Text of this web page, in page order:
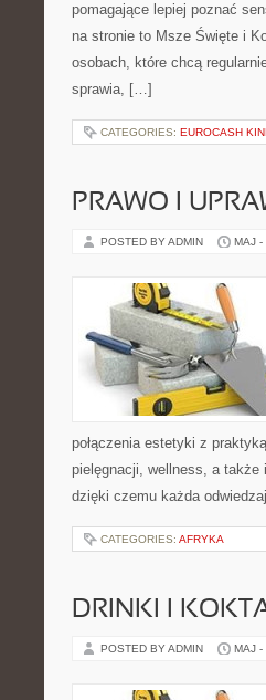
pomagające lepiej poznać
na stronie to Msze Święte i
osobach, które chcą
sprawia, […]
CATEGORIES: EUROCASH
PRAWO I
POSTED BY ADMIN MAJ -
połączenia estetyki z
pielęgnacji, wellness, a także
dzięki czemu każda
CATEGORIES: AFRYKA
DRINKI I
POSTED BY ADMIN MAJ -